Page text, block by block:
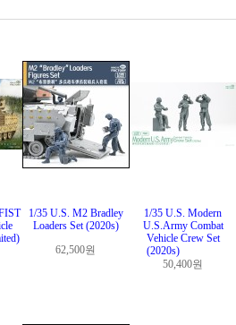
1/35 U.S. M2 Bradley
Loaders Set (2020s)
62,500원
1/35 U.S. Modern
U.S.Army Combat
Vehicle Crew Set
(2020s)
50,400원